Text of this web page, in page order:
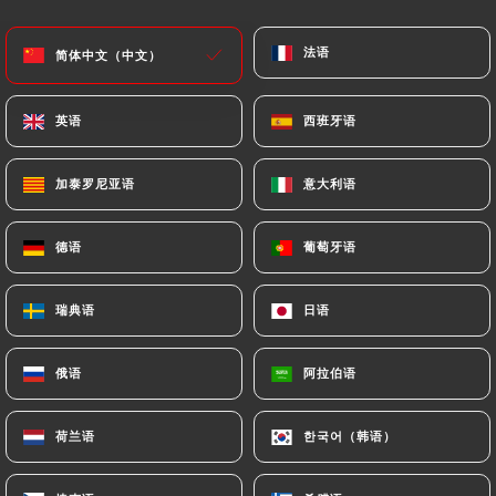
简体中文（中文） 法语
英语 西班牙语
加泰罗尼亚语 意大利语
德语 葡萄牙语
瑞典语 日语
俄语 阿拉伯语
荷兰语 한국어（韩语）
主页/联系人
联系人
Le Central Belle vue
简体中文（中文） 法语
英语 西班牙语
加泰罗尼亚语 意大利语
德语 葡萄牙语
瑞典语 日语
俄语 阿拉伯语
荷兰语 한국어（韩语）